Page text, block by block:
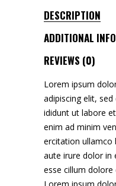
DESCRIPTION
ADDITIONAL
REVIEWS (0)
Lorem ipsum
adipiscing elit,
ididunt ut labore
enim ad minim
ercitation ullamco
aute irure dolor in
esse cillum dolore
Lorem ipsum